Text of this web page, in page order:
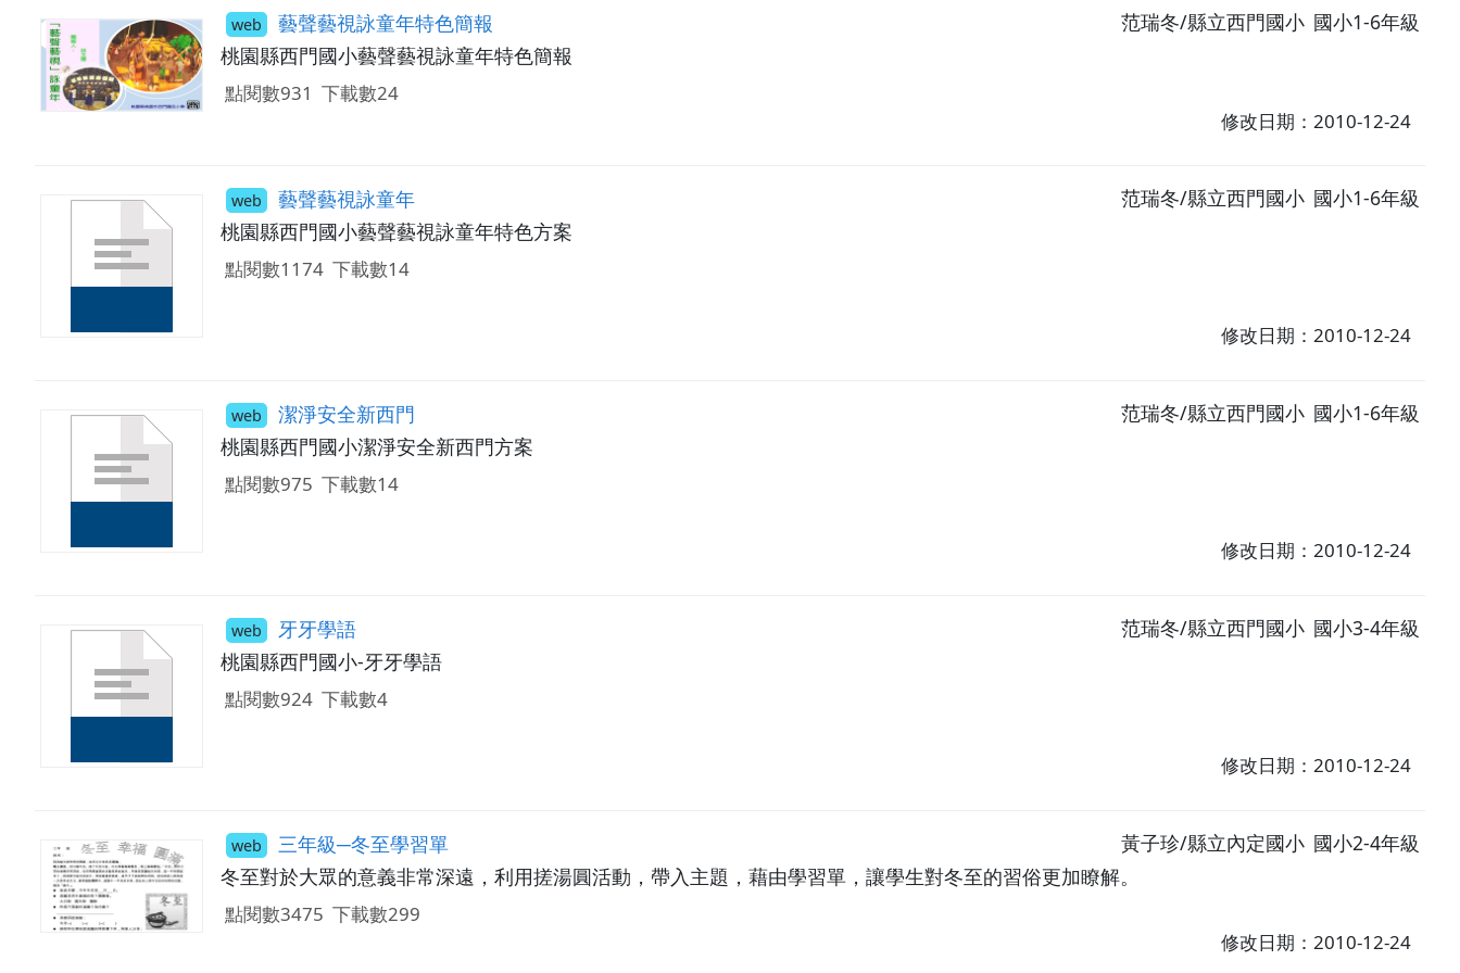
web 藝聲藝視詠童年特色簡報 范瑞冬/縣立西門國小 國小1-6年級
桃園縣西門國小藝聲藝視詠童年特色簡報
點閱數931 下載數24
修改日期：2010-12-24
web 藝聲藝視詠童年 范瑞冬/縣立西門國小 國小1-6年級
桃園縣西門國小藝聲藝視詠童年特色方案
點閱數1174 下載數14
修改日期：2010-12-24
web 潔淨安全新西門 范瑞冬/縣立西門國小 國小1-6年級
桃園縣西門國小潔淨安全新西門方案
點閱數975 下載數14
修改日期：2010-12-24
web 牙牙學語 范瑞冬/縣立西門國小 國小3-4年級
桃園縣西門國小-牙牙學語
點閱數924 下載數4
修改日期：2010-12-24
web 三年級─冬至學習單 黃子珍/縣立內定國小 國小2-4年級
冬至對於大眾的意義非常深遠，利用搓湯圓活動，帶入主題，藉由學習單，讓學生對冬至的習俗更加瞭解。
點閱數3475 下載數299
修改日期：2010-12-24